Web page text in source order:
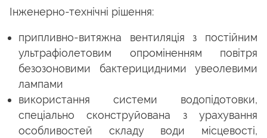
Інженерно-технічні рішення:
припливно-витяжна вентиляція з постійним
ультрафіолетовим опроміненням повітря
безозоновими бактерицидними увеолевими
лампами
використання системи водопідотовки,
спеціально сконструйована з урахування
особливостей складу води місцевості,